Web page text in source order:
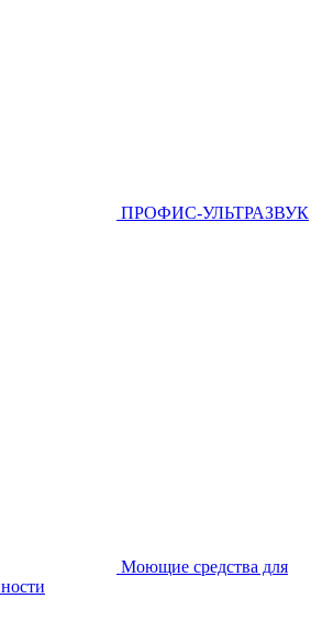
ПРОФИС-УЛЬТРАЗВУК
Моющие средства для